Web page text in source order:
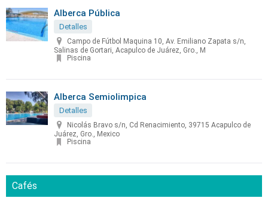
Alberca Pública
Detalles
Campo de Fútbol Maquina 10, Av. Emiliano Zapata s/n,
Salinas de Gortari, Acapulco de Juárez, Gro., M
Piscina
Alberca Semiolimpica
Detalles
Nicolás Bravo s/n, Cd Renacimiento, 39715 Acapulco de
Juárez, Gro., Mexico
Piscina
Cafés